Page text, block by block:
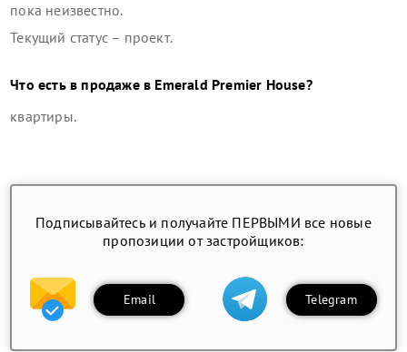
пока неизвестно.
Текущий статус – проект.
Что есть в продаже в Emerald Premier House?
квартиры.
Подписывайтесь и получайте ПЕРВЫМИ все новые
пропозиции от застройщиков:
Email Telegram